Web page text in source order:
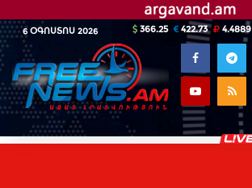
6 ՕԳՈՍՏՈՍ 2026 366.25 422.73 4.4889